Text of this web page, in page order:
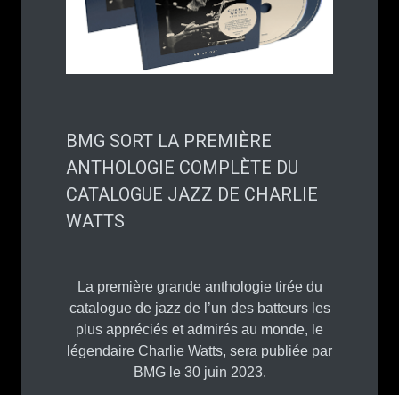
BMG SORT LA PREMIÈRE
ANTHOLOGIE COMPLÈTE DU
CATALOGUE JAZZ DE CHARLIE
WATTS
La première grande anthologie tirée du
catalogue de jazz de l’un des batteurs les
plus appréciés et admirés au monde, le
légendaire Charlie Watts, sera publiée par
BMG le 30 juin 2023.